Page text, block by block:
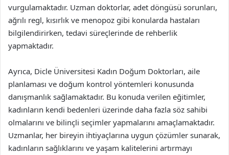
vurgulamaktadır. Uzman doktorlar, adet döngüsü sorunları,
ağrılı regl, kısırlık ve menopoz gibi konularda hastaları
bilgilendirirken, tedavi süreçlerinde de rehberlik
yapmaktadır.
Ayrıca, Dicle Üniversitesi Kadın Doğum Doktorları, aile
planlaması ve doğum kontrol yöntemleri konusunda
danışmanlık sağlamaktadır. Bu konuda verilen eğitimler,
kadınların kendi bedenleri üzerinde daha fazla söz sahibi
olmalarını ve bilinçli seçimler yapmalarını amaçlamaktadır.
Uzmanlar, her bireyin ihtiyaçlarına uygun çözümler sunarak,
kadınların sağlıklarını ve yaşam kalitelerini artırmayı